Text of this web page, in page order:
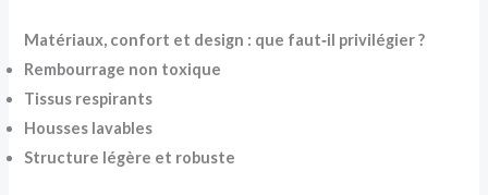
Matériaux, confort et design : que faut‑il privilégier ?
Rembourrage non toxique
Tissus respirants
Housses lavables
Structure légère et robuste